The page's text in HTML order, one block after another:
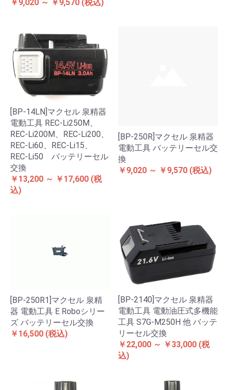
￥9,020 ～ ￥9,570 (税込)
[BP-14LN]マクセル 泉精器
電動工具 REC-Li250M、
REC-Li200M、REC-Li200、
REC-Li60、REC-Li15、
REC-Li50 バッテリーセル
交換
￥13,200 ～ ￥17,600 (税
込)
[BP-250R]マクセル 泉精器
電動工具 バッテリーセル交
換
￥9,020 ～ ￥9,570 (税込)
[BP-250R1]マクセル 泉精
器 電動工具 E Roboシリー
ズ バッテリーセル交換
￥16,500 (税込)
[BP-2140]マクセル 泉精器
電動工具 電動油圧式多機能
工具 S7G-M250H 他 バッテ
リーセル交換
￥22,000 ～ ￥33,000 (税
込)